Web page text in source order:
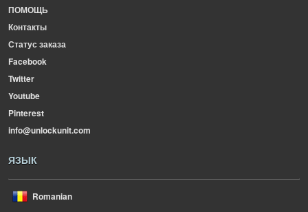
ПОМОЩЬ
Контакты
Статус заказа
Facebook
Twitter
Youtube
Pinterest
info@unlockunit.com
ЯЗЫК
Romanian